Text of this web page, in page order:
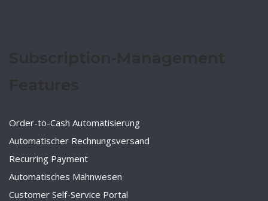
Order-to-Cash Automatisierung
Automatischer Rechnungsversand
Recurring Payment
Automatisches Mahnwesen
Customer Self-Service Portal